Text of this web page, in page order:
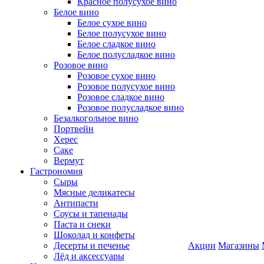
Белое вино
Белое сухое вино
Белое полусухое вино
Белое сладкое вино
Белое полусладкое вино
Розовое вино
Розовое сухое вино
Розовое полусухое вино
Розовое сладкое вино
Розовое полусладкое вино
Безалкогольное вино
Портвейн
Херес
Саке
Вермут
Гастрономия
Сыры
Мясные деликатесы
Антипасти
Соусы и тапенады
Паста и снеки
Шоколад и конфеты
Десерты и печенье
Лёд и аксессуары
Акции Магазины